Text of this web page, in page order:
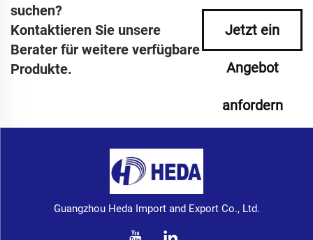
suchen?
Kontaktieren Sie unsere
Berater für weitere verfügbare
Produkte.
Jetzt ein
Angebot
anfordern
Guangzhou Heda Import and Export Co., Ltd.